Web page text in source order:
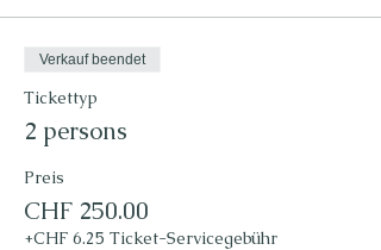
Verkauf beendet
Tickettyp
2 persons
Preis
CHF 250.00
+CHF 6.25 Ticket-Servicegebühr